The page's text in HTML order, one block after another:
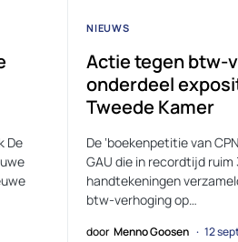
De
NIEUWS
Actie tegen btw-
onderdeel
Tweede Kamer
De ‘boekenpetitie van
GAU die in recordtijd
handtekeningen
btw-verhoging op…
door Menno Goosen 12